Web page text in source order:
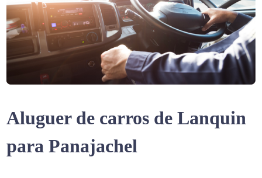
Aluguer de carros de Lanquin
para Panajachel